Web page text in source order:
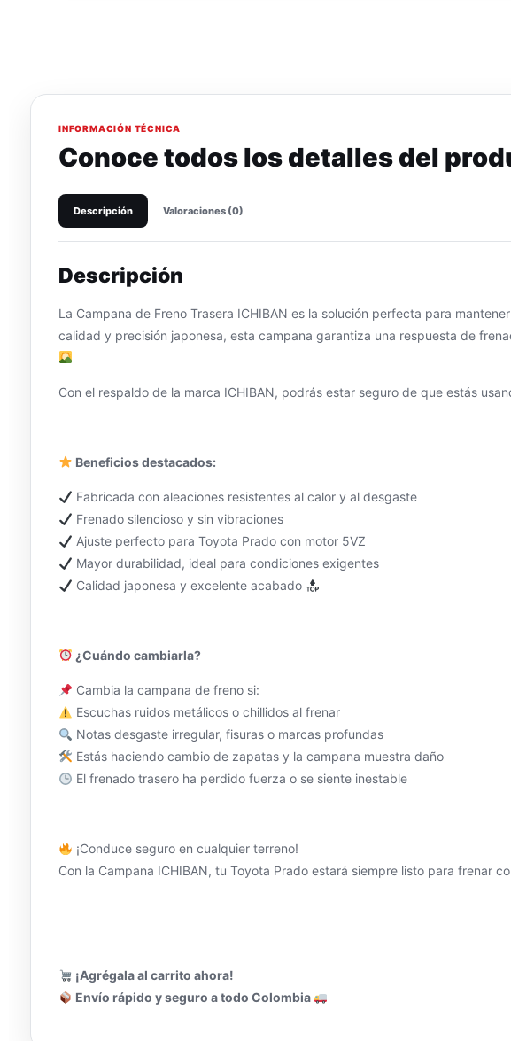
INFORMACIÓN TÉCNICA
Conoce todos los detalles del
Descripción Valoraciones (0)
Descripción
La Campana de Freno Trasera ICHIBAN es la solución perfecta para
calidad y precisión japonesa, esta campana garantiza una respuesta de
Con el respaldo de la marca ICHIBAN, podrás estar seguro de que estás
Beneficios destacados:
Fabricada con aleaciones resistentes al calor y al desgaste
Frenado silencioso y sin vibraciones
Ajuste perfecto para Toyota Prado con motor 5VZ
Mayor durabilidad, ideal para condiciones exigentes
Calidad japonesa y excelente acabado
¿Cuándo cambiarla?
Cambia la campana de freno si:
Escuchas ruidos metálicos o chillidos al frenar
Notas desgaste irregular, fisuras o marcas profundas
Estás haciendo cambio de zapatas y la campana muestra daño
El frenado trasero ha perdido fuerza o se siente inestable
¡Conduce seguro en cualquier terreno!
Con la Campana ICHIBAN, tu Toyota Prado estará siempre listo para frenar
¡Agrégala al carrito ahora!
Envío rápido y seguro a todo Colombia